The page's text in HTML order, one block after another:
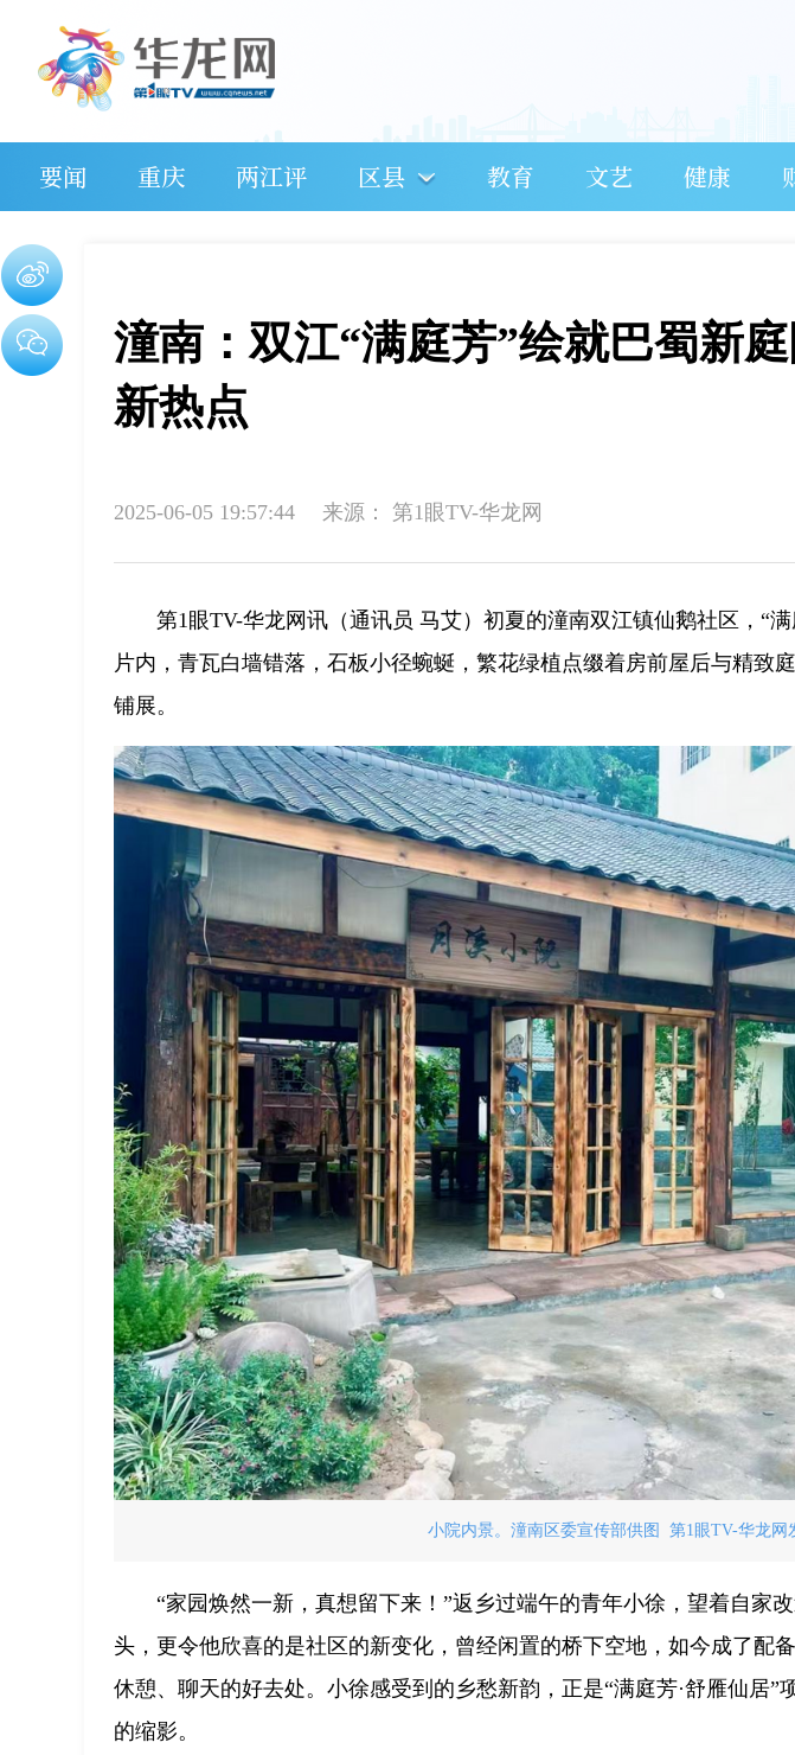
要闻 重庆 两江评 区县 教育 文艺 健康
潼南：双江“满庭芳”绘就巴蜀新
新热点
2025-06-05 19:57:44 来源： 第1眼TV-华龙网
第1眼TV-华龙网讯（通讯员 马艾）初夏的潼南双江镇仙鹅社区，“
片内，青瓦白墙错落，石板小径蜿蜒，繁花绿植点缀着房前屋后与精致
铺展。
小院内景。潼南区委宣传部供图 第1眼TV-华龙网
“家园焕然一新，真想留下来！”返乡过端午的青年小徐，望着自家
头，更令他欣喜的是社区的新变化，曾经闲置的桥下空地，如今成了配
休憩、聊天的好去处。小徐感受到的乡愁新韵，正是“满庭芳·舒雁仙居”
的缩影。